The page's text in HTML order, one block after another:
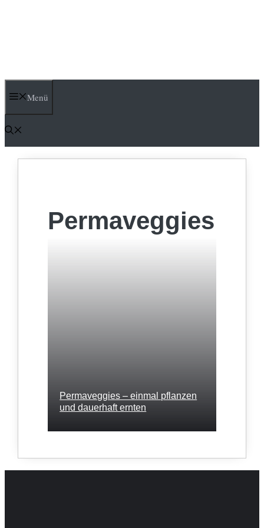
Menü
Permaveggies
Permaveggies – einmal pflanzen
und dauerhaft ernten